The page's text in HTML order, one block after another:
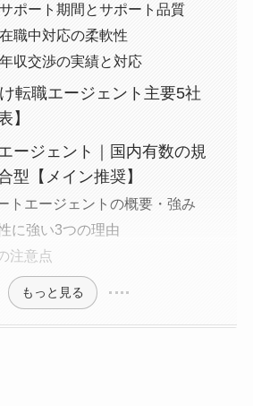
ポート期間とサポート品質
職中対応の柔軟性
収交渉の実績と対応
転職エージェント主要5社
】
ージェント｜国内有数の規
型【メイン推奨】
トエージェントの概要・強み
に強い3つの理由
注意点
もっと見る